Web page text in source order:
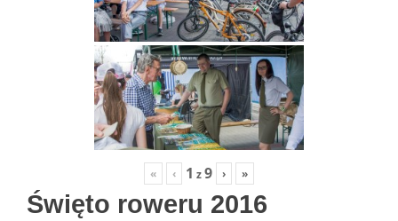
« ‹ 1 z9 › »
Święto roweru 2016